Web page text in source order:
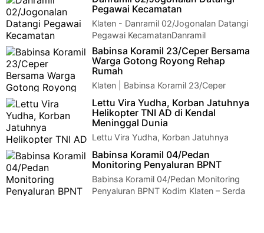
Pegawai Kecamatan
Klaten - Danramil 02/Jogonalan Datangi
Pegawai KecamatanDanramil
02/Jogonalan Datangi Pegawai KecamatanDanramil 02/Jogon…
Babinsa Koramil 23/Ceper Bersama
Warga Gotong Royong Rehap
Rumah
Klaten | Babinsa Koramil 23/Ceper
Bersama Warga Gotong Royong Rehap
RumahBabinsa Koramil 23/Ceper Bersama Warga Gotong R…
Lettu Vira Yudha, Korban Jatuhnya
Helikopter TNI AD di Kendal
Meninggal Dunia
Lettu Vira Yudha, Korban Jatuhnya
Helikopter TNI AD di Kendal Meninggal
DuniaJakarta. Innalillahi wa innailaihi rojiun. …
Babinsa Koramil 04/Pedan
Monitoring Penyaluran BPNT
Babinsa Koramil 04/Pedan Monitoring
Penyaluran BPNT Kodim Klaten – Serda